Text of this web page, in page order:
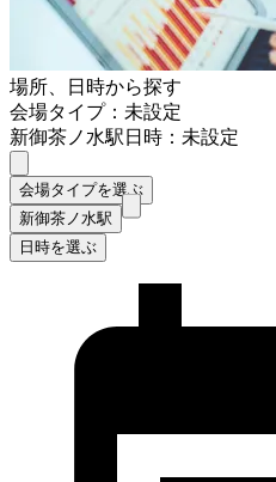
場所、日時から探す
会場タイプ：未設定
新御茶ノ水駅日時：未設定
会場タイプを選ぶ
新御茶ノ水駅
日時を選ぶ